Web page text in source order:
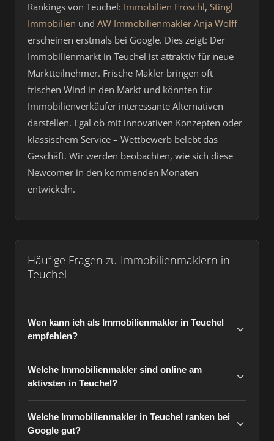
Rankings von Teuchel: Immobilien Fröschl, Stingl
Immobilien und AW Immobilienmakler Anja Wolff
erscheinen erstmals bei Google. Dies zeigt: Der
Immobilienmarkt in Teuchel ist attraktiv für neue
Marktteilnehmer. Frische Makler bringen oft
frischen Wind in den Markt und könnten für
Immobilienverkäufer interessante Alternativen
darstellen. Egal ob mit innovativen Konzepten oder
klassischem Service – Wettbewerb belebt das
Geschäft. Wir werden beobachten, wie sich diese
Newcomer in den kommenden Monaten
entwickeln.
Häufige Fragen zu Immobilienmaklern in
Teuchel
Wen kann ich als Immobilienmakler in Teuchel
empfehlen?
Welche Immobilienmakler sind online am
aktivsten in Teuchel?
Welche Immobilienmakler in Teuchel ranken bei
Google gut?